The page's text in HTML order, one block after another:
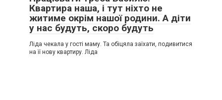
Квартира наша, і тут ніхто не
житиме окрім нашої родини. А діти
у нас будуть, скоро будуть
Ліда чекала у гості маму. Та обіцяла заїхати, подивитися
на її нову квартиру. Ліда